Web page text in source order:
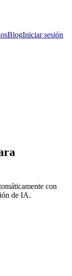
BlogIniciar sesión
con
de IA.